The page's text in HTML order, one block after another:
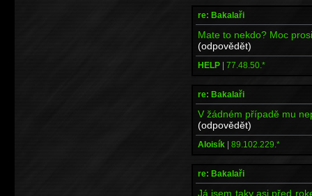
re: Bakalaři
Mate to nekdo? Moc
(odpovědět)
HELP | 77.48.50.*
re: Bakalaři
V žádném případě mu
(odpovědět)
Aloisík | 89.102.229.*
re: Bakalaři
Já jsem taky asi před